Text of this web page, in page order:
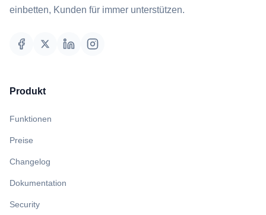
einbetten, Kunden für immer unterstützen.
Produkt
Funktionen
Preise
Changelog
Dokumentation
Security